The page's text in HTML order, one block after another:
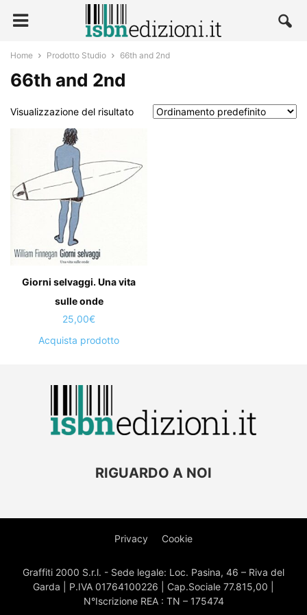
Home Prodotto Studio 66th and 2nd
66th and 2nd
Visualizzazione del risultato
Giorni selvaggi. Una vita
sulle onde
25,00€
Acquista prodotto
RIGUARDO A NOI
Privacy Cookie
Graffiti 2000 S.r.l. - Sede legale: Loc. Pasina, 46 – Riva del
Garda | P.IVA 01764100226 | Cap.Sociale 77.815,00 |
N°Iscrizione REA : TN – 175474